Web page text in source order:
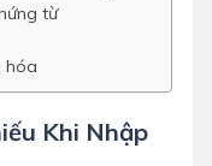
từ
hóa
Khi Nhập